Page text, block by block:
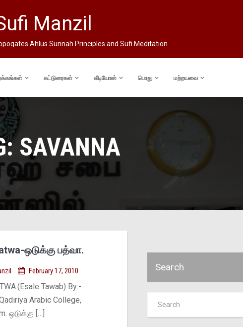
Manzil
Ahlus Sunnah Principles and Sufi Meditation
கட்டுரைகள் வீடியோஸ் பொது மற்றயவை
SAVANNA
ஒடுக்கு பத்வா.
February 17, 2010
Tawab) By:-
Arabic College,
ஒடுக்கு […]
Search